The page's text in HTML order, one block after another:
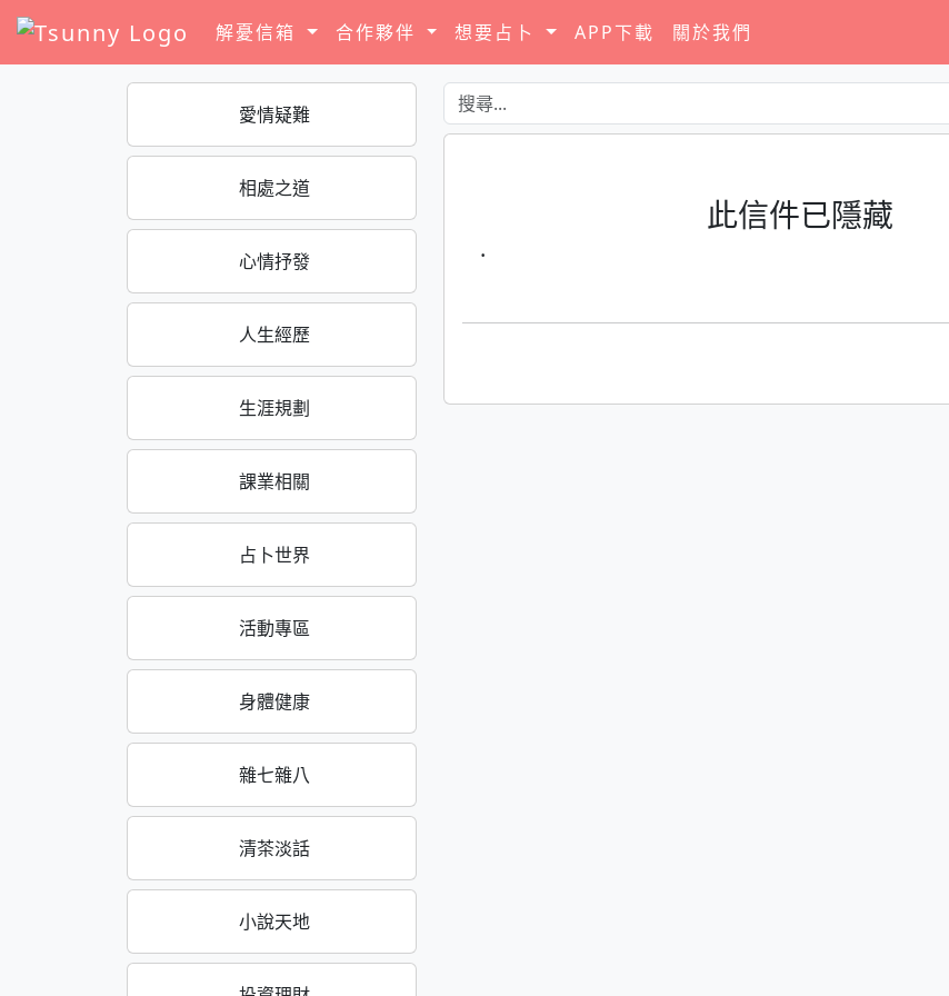
解憂信箱 合作夥伴 想要占卜 APP下載 關於我們
愛情疑難
相處之道
心情抒發
人生經歷
生涯規劃
課業相關
占卜世界
活動專區
身體健康
雜七雜八
清茶淡話
小說天地
此信件已隱藏
·